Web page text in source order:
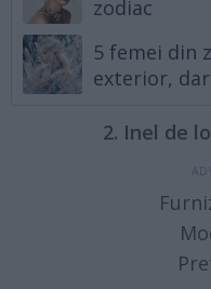
zodiac
5 femei din
exterior,
2. Inel de